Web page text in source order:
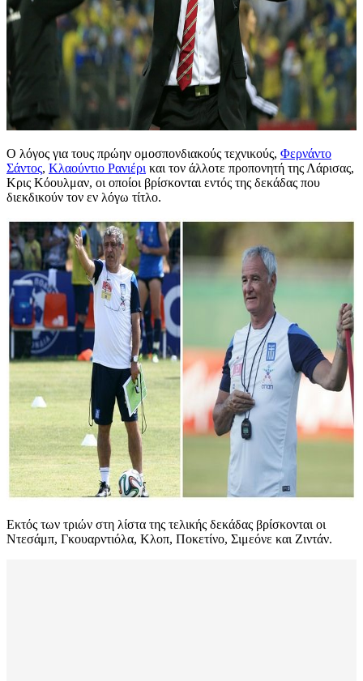
Ο λόγος για τους πρώην ομοσπονδιακούς τεχνικούς, Φερνάντο
Σάντος, Κλαούντιο Ρανιέρι και τον άλλοτε προπονητή της Λάρισας,
Κρις Κόουλμαν, οι οποίοι βρίσκονται εντός της δεκάδας που
διεκδικούν τον εν λόγω τίτλο.
Εκτός των τριών στη λίστα της τελικής δεκάδας βρίσκονται οι
Ντεσάμπ, Γκουαρντιόλα, Κλοπ, Ποκετίνο, Σιμεόνε και Ζιντάν.